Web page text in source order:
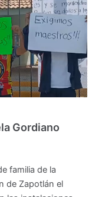
Gordiano
familia de la
de Zapotlán el